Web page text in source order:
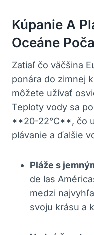
Kúpanie A
Oceáne
Zatiaľ čo väčšina
ponára do zimnej
môžete užívať
Teploty vody sa
**20-22°C**, čo
plávanie a ďalšie
Pláže s
de las
medzi
svoju krásu a